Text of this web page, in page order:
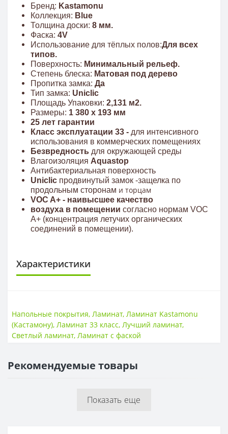
Бренд: Kastamonu
Коллекция: Blue
Толщина доски: 8 мм.
Фаска: 4V
Использование для тёплых полов:Для всех
типов.
Поверхность: Минимальный рельеф.
Степень блеска: Матовая под дерево
Пропитка замка: Да
Тип замка: Uniclic
Площадь Упаковки: 2,131 м2.
Размеры: 1 380 x 193 мм
25 лет гарантии
Класс эксплуатации 33 - для интенсивного
использования в коммерческих помещениях
Безвредность для окружающей среды
Влагоизоляция Aquastop
Антибактериальная поверхность
Uniclic продвинутый замок -защелка по
продольным сторонам и торцам
VOC A+ - наивысшее качество
воздуха в помещении согласно нормам VOC
A+ (концентрация летучих органических
соединений в помещении).
Характеристики
Класс износостойкости 33 класс
НАЛИЧИЕ ФАСКИ
ПОВЕРХНОСТЬ
Напольные покрытия, Ламинат, Ламинат Kastamonu
(Кастамону), Ламинат 33 класс, Лучший ламинат,
Светлый ламинат, Ламинат с фаской
Рекомендуемые товары
Показать еще